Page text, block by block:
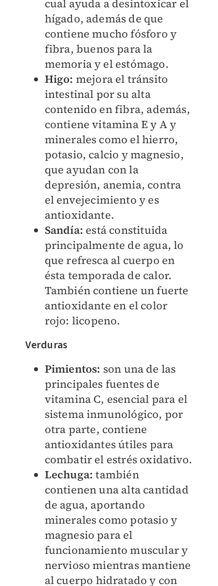
cual ayuda a desintoxicar el
hígado, además de que
contiene mucho fósforo y
fibra, buenos para la
memoria y el estómago.
Higo: mejora el tránsito
intestinal por su alta
contenido en fibra, además,
contiene vitamina E y A y
minerales como el hierro,
potasio, calcio y magnesio,
que ayudan con la
depresión, anemia, contra
el envejecimiento y es
antioxidante.
Sandía: está constituida
principalmente de agua, lo
que refresca al cuerpo en
ésta temporada de calor.
También contiene un fuerte
antioxidante en el color
rojo: licopeno.
Verduras
Pimientos: son una de las
principales fuentes de
vitamina C, esencial para el
sistema inmunológico, por
otra parte, contiene
antioxidantes útiles para
combatir el estrés oxidativo.
Lechuga: también
contienen una alta cantidad
de agua, aportando
minerales como potasio y
magnesio para el
funcionamiento muscular y
nervioso mientras mantiene
al cuerpo hidratado y con